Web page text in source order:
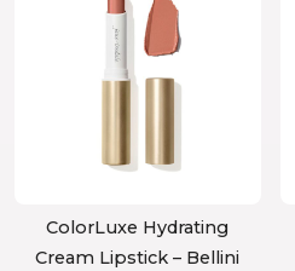
ColorLuxe Hydrating
Cream Lipstick – Bellini